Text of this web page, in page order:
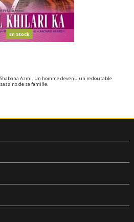
En Stock
Azmi. Un homme devenu un redoutable
de sa famille.